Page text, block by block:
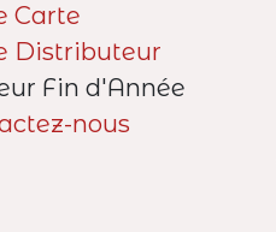
Carte
Distributeur
Fin d'Année
nous